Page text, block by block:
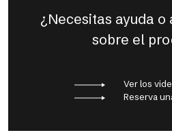
¿Necesitas ayuda
sobre el
Ver los
Reserva